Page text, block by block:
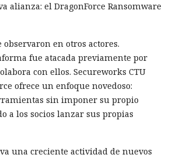
alianza: el DragonForce Ransomware
en otros actores.
fue atacada previamente por
con ellos. Secureworks CTU
ofrece un enfoque novedoso:
sin imponer su propio
a los socios lanzar sus propias
una creciente actividad de nuevos